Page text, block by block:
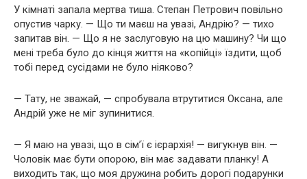
У кімнаті запала мертва тиша. Степан Петрович повільно
опустив чарку. — Що ти маєш на увазі, Андрію? — тихо
запитав він. — Що я не заслуговую на цю машину? Чи що
мені треба було до кінця життя на «копійці» їздити, щоб
тобі перед сусідами не було ніяково?
— Тату, не зважай, — спробувала втрутитися Оксана, але
Андрій уже не міг зупинитися.
— Я маю на увазі, що в сім’ї є ієрархія! — вигукнув він. —
Чоловік має бути опорою, він має задавати планку! А
виходить так, що моя дружина робить дорогі подарунки